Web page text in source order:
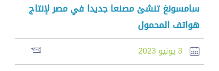
سامسونغ تنشئ مصنعا جديدا في مصر لإنتاج
هواتف المحمول
3 يونيو 2023